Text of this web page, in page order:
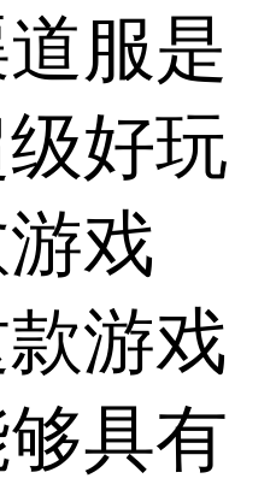
服是
好玩
戏
游戏
具有